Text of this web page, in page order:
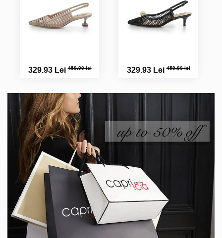
329.93 Lei459.90 lei 329.93 Lei459.90 lei